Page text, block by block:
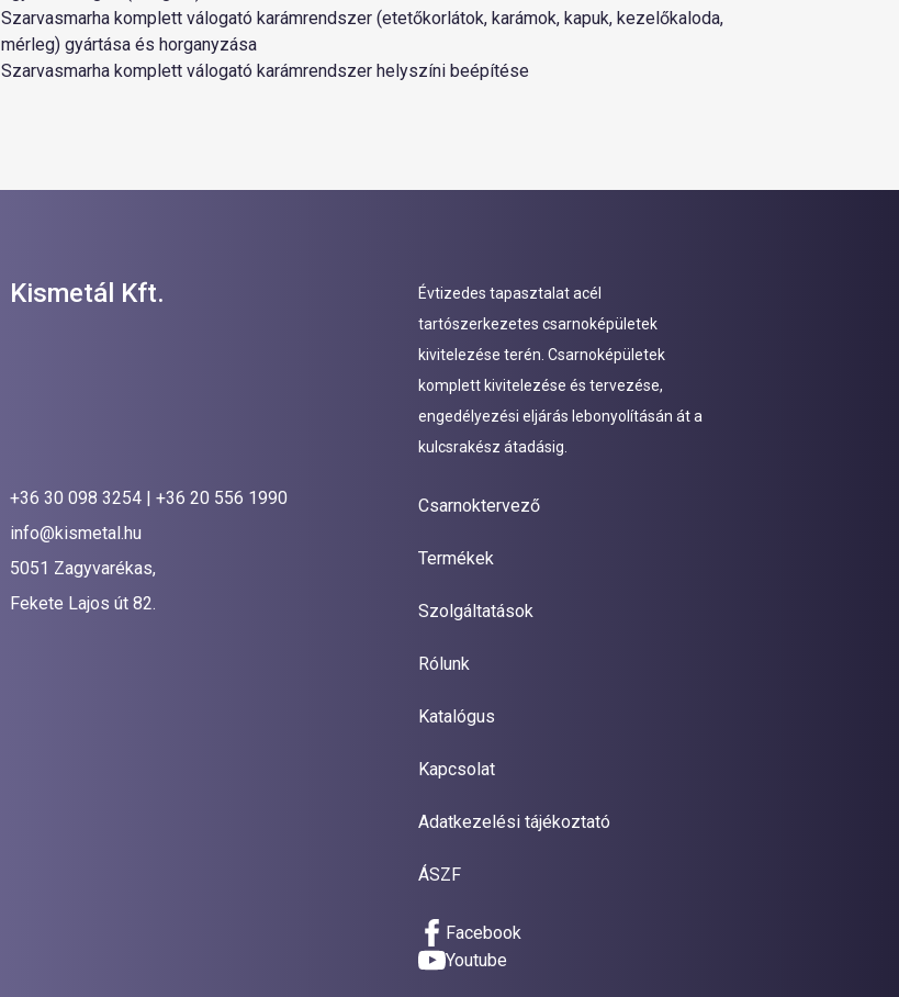
Szarvasmarha komplett válogató karámrendszer (etetőkorlátok, karámok, kapuk, kezelőkaloda,
mérleg) gyártása és horganyzása
Szarvasmarha komplett válogató karámrendszer helyszíni beépítése
Kismetál Kft.
+36 30 098 3254 | +36 20 556 1990
info@kismetal.hu
5051 Zagyvarékas,
Fekete Lajos út 82.
Évtizedes tapasztalat acél
tartószerkezetes csarnoképületek
kivitelezése terén. Csarnoképületek
komplett kivitelezése és tervezése,
engedélyezési eljárás lebonyolításán át a
kulcsrakész átadásig.
Csarnoktervező
Termékek
Szolgáltatások
Rólunk
Katalógus
Kapcsolat
Adatkezelési tájékoztató
ÁSZF
Facebook
Youtube